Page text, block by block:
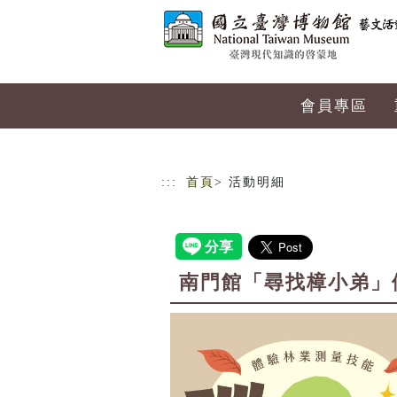
會員專區
::: 首頁 > 活動明細
南門館「尋找樟小弟